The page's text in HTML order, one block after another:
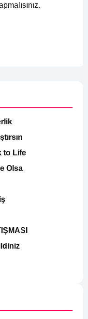
to Life
Olsa